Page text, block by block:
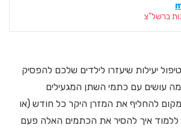
ברשל"צ
יעילות שיעזרו לילדים שלכם להפסיק
עושים עם כתמי השתן המגעילים
להחליף את המזרן היקר כל חודש (או
ללמוד איך להסיר את הכתמים האלה פעם